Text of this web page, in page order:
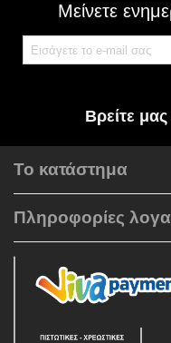
Μείνετε
Βρείτε
Το κατάστημα
Πληροφορίες